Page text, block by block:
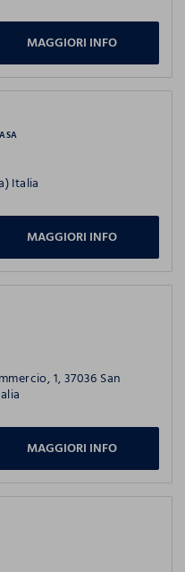
MAGGIORI INFO
Italia
MAGGIORI INFO
1, 37036 San
MAGGIORI INFO